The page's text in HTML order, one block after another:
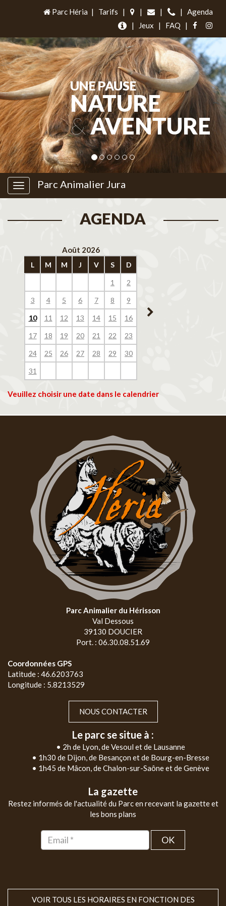
Parc Héria | Tarifs | | | |
Agenda
|
Jeux | FAQ |
UNE PAUSE
NATURE
&AVENTURE
Parc Animalier Jura
AGENDA
Août 2026
L M M J V S D
1 2
3 4 5 6 7 8 9
10 11 12 13 14 15 16
17 18 19 20 21 22 23
24 25 26 27 28 29 30
31
14
Veuillez choisir une date dans le calendrier
Parc Animalier du Hérisson
Val Dessous
39130 DOUCIER
Port. : 06.30.08.51.69
Coordonnées GPS
Latitude : 46.6203763
Longitude : 5.8213529
NOUS CONTACTER
Le parc se situe à :
• 2h de Lyon, de Vesoul et de Lausanne
• 1h30 de Dijon, de Besançon et de Bourg-en-Bresse
• 1h45 de Mâcon, de Chalon-sur-Saône et de Genève
La gazette
Restez informés de l'actualité du Parc en recevant la gazette et
les bons plans
OK
VOIR TOUS LES HORAIRES EN FONCTION DES